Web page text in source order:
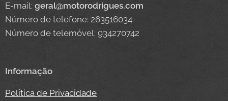
E-mail: geral@motorodrigues.com
Número de telefone: 263516034
Número de telemóvel: 934270742
Informação
Política de Privacidade